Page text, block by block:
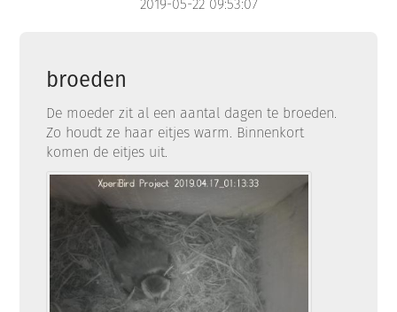
2019-05-22 09:53:07
broeden
De moeder zit al een aantal dagen te broeden.
Zo houdt ze haar eitjes warm. Binnenkort
komen de eitjes uit.